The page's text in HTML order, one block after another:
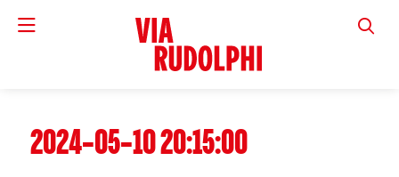
VIA
2024-05-10 20:15:00